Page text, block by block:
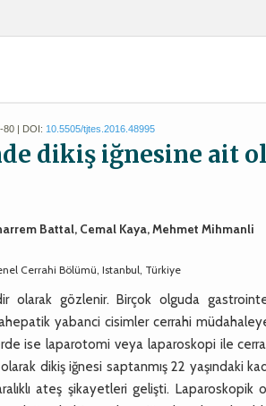
80 | DOI: 10.5505/tjtes.2016.48995
dikiş iğnesine ait
Battal, Cemal Kaya, Mehmet Mihmanli
Cerrahi Bölümü, Istanbul, Türkiye
olarak gözlenir. Birçok olguda
yabanci cisimler cerrahi
ise laparotomi veya laparoskopi ile
dikiş iğnesi saptanmış 22 yaşındaki
aralıklı ateş şikayetleri gelişti.